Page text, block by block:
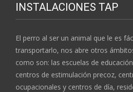
INSTALACIONES TAP
El perro al ser un animal que le es
transportarlo, nos abre otros
como son: las escuelas de
centros de estimulación precoz,
ocupacionales y centros de día,